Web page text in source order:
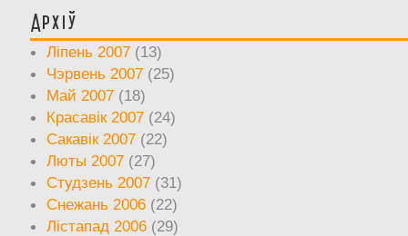
Архіў
Ліпень 2007 (13)
Чэрвень 2007 (25)
Май 2007 (18)
Красавік 2007 (24)
Сакавік 2007 (22)
Люты 2007 (27)
Студзень 2007 (31)
Снежань 2006 (22)
Лістапад 2006 (29)